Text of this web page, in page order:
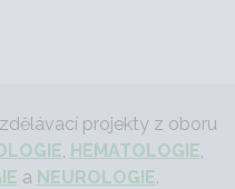
projekty z oboru
HEMATOLOGIE
a NEUROLOGIE.